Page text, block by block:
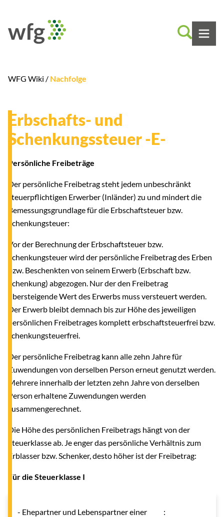
WFG Wiki / Nachfolge
Erbschafts- und
Schenkungssteuer -E-
Persönliche Freibeträge
Der persönliche Freibetrag steht jedem unbeschränkt
steuerpflichtigen Erwerber (Inländer) zu und mindert die
Bemessungsgrundlage für die Erbschaftsteuer bzw.
Schenkungsteuer:
Vor der Berechnung der Erbschaftsteuer bzw.
Schenkungsteuer wird der persönliche Freibetrag des Erben
bzw. Beschenkten von seinem Erwerb (Erbschaft bzw.
Schenkung) abgezogen. Nur der den Freibetrag
übersteigende Wert des Erwerbs muss versteuert werden.
Der Erwerb bleibt demnach bis zur Höhe des jeweiligen
persönlichen Freibetrages komplett erbschaftsteuerfrei bzw.
schenkungsteuerfrei.
Der persönliche Freibetrag kann alle zehn Jahre für
Zuwendungen von derselben Person erneut genutzt werden.
Mehrere innerhalb der letzten zehn Jahre von derselben
Person erhaltene Zuwendungen werden
zusammengerechnet.
Die Höhe des persönlichen Freibetrags hängt von der
Steuerklasse ab. Je enger das persönliche Verhältnis zum
Erblasser bzw. Schenker, desto höher ist der Freibetrag:
Für die Steuerklasse I
- Ehepartner und Lebenspartner einer
: